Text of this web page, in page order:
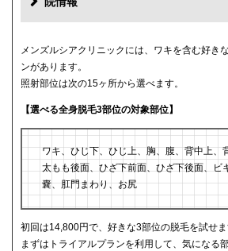
メンズルシアクリニックには、ワキを含む好き
ンがあります。
照射部位は次の15ヶ所から選べます。
【選べる全身脱毛3部位の対象部位】
ワキ、ひじ下、ひじ上、胸、腹、背中上、
太もも後面、ひざ下前面、ひざ下後面、ビ
嚢、肛門まわり、お尻
初回は14,800円で、好きな3部位の脱毛を試せま
まずはトライアルプランを利用して、気になる